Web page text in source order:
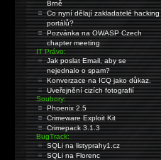
Brně
Co nyní dělají zakladatelé hacking
portálů?
Pozvánka na OWASP Czech
chapter meeting
IT Právo:
Jak poslat Email, aby se
nejednalo o spam?
Konverzace na ICQ jako důkaz.
Uveřejnění cizích fotografií
Soubory:
Phoenix 2.5
Crimeware Exploit Kit
Crimepack 3.1.3
BugTrack:
SQLi na listyprahy1.cz
SQLi na Florenc